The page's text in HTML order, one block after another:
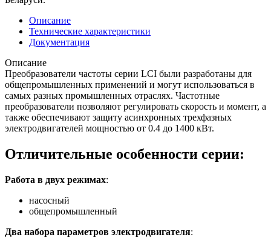
Описание
Технические характеристики
Документация
Описание
Преобразователи частоты серии LCI были разработаны для
общепромышленных применений и могут использоваться в
самых разных промышленных отраслях. Частотные
преобразователи позволяют регулировать скорость и момент, а
также обеспечивают защиту асинхронных трехфазных
электродвигателей мощностью от 0.4 до 1400 кВт.
Отличительные особенности серии:
Работа в двух режимах:
насосный
общепромышленный
Два набора параметров электродвигателя: